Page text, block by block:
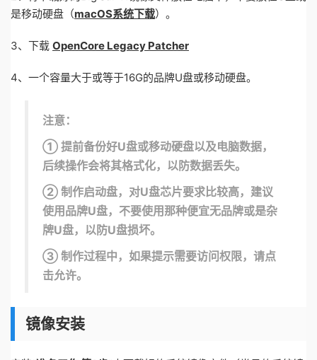
是移动硬盘（macOS系统下载）。
3、下载 OpenCore Legacy Patcher
4、一个容量大于或等于16G的品牌U盘或移动硬盘。
注意：
① 提前备份好U盘或移动硬盘以及电脑数据，
后续操作会将其格式化，以防数据丢失。
② 制作启动盘，对U盘芯片要求比较高，建议
使用品牌U盘，不要使用那种便宜无品牌或是杂
牌U盘，以防U盘损坏。
③ 制作过程中，如果提示需要访问权限，请点
击允许。
镜像安装